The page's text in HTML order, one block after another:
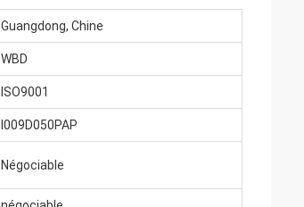
Guangdong, Chine
WBD
ISO9001
I009D050PAP
Négociable